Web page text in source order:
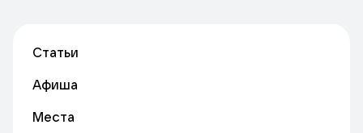
Статьи
Афиша
Места